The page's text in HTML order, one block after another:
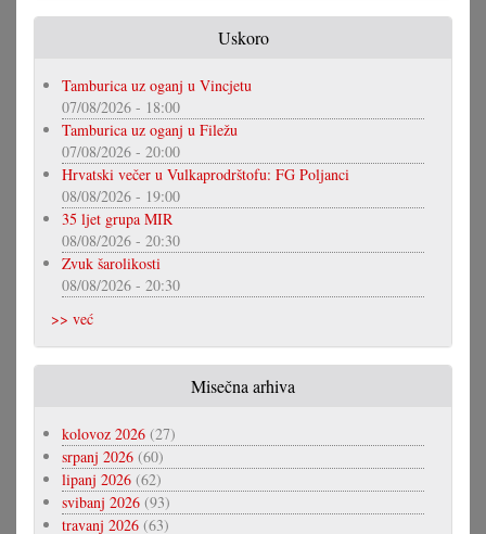
Uskoro
Tamburica uz oganj u Vincjetu
07/08/2026 - 18:00
Tamburica uz oganj u Filežu
07/08/2026 - 20:00
Hrvatski večer u Vulkaprodrštofu: FG Poljanci
08/08/2026 - 19:00
35 ljet grupa MIR
08/08/2026 - 20:30
Zvuk šarolikosti
08/08/2026 - 20:30
>> već
Misečna arhiva
kolovoz 2026 (27)
srpanj 2026 (60)
lipanj 2026 (62)
svibanj 2026 (93)
travanj 2026 (63)